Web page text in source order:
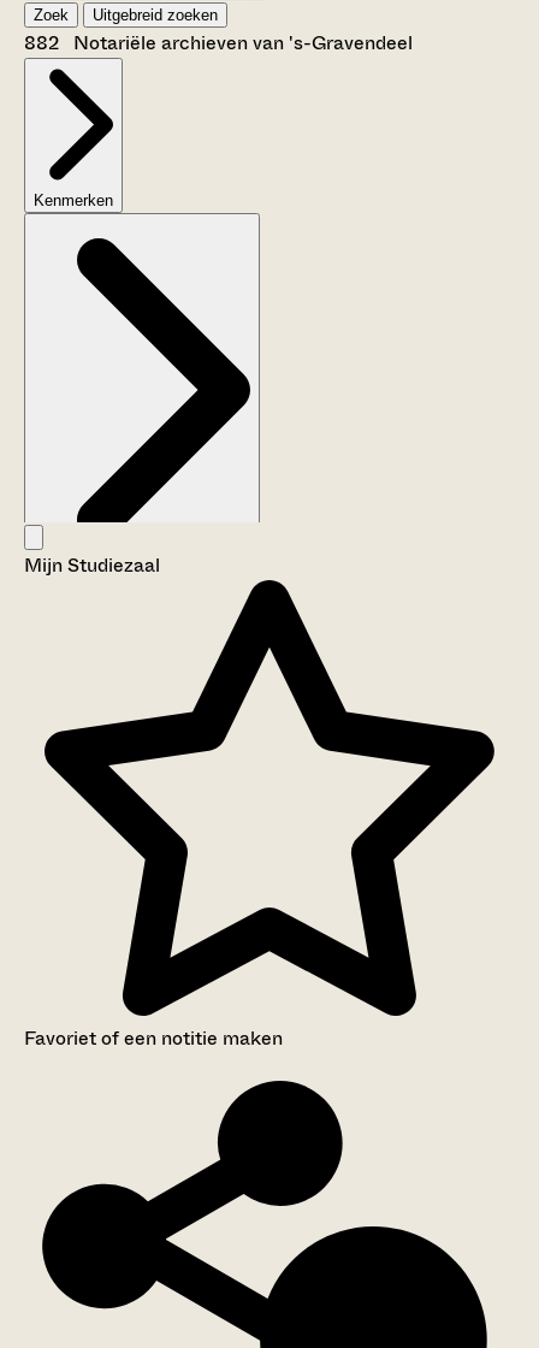
Zoek Uitgebreid zoeken
882 Notariële archieven van 's-Gravendeel
Kenmerken
Aanwijzingen voor de gebruiker
Mijn Studiezaal
Favoriet of een notitie maken